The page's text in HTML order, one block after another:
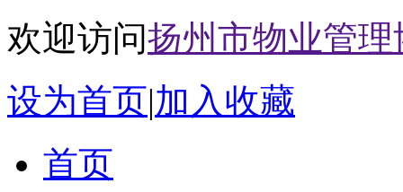
欢迎访问扬州市物业管理
设为首页|加入收藏
首页